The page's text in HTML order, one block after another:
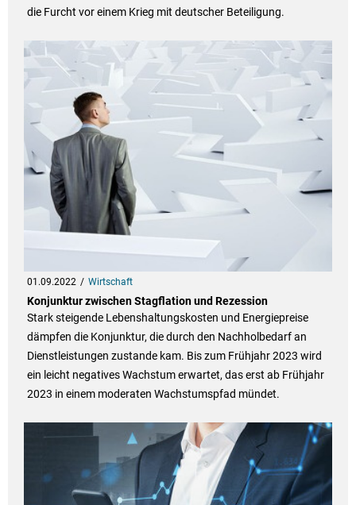
die Furcht vor einem Krieg mit deutscher Beteiligung.
01.09.2022 Wirtschaft
Konjunktur zwischen Stagflation und Rezession
Stark steigende Lebenshaltungskosten und Energiepreise
dämpfen die Konjunktur, die durch den Nachholbedarf an
Dienstleistungen zustande kam. Bis zum Frühjahr 2023 wird
ein leicht negatives Wachstum erwartet, das erst ab Frühjahr
2023 in einem moderaten Wachstumspfad mündet.